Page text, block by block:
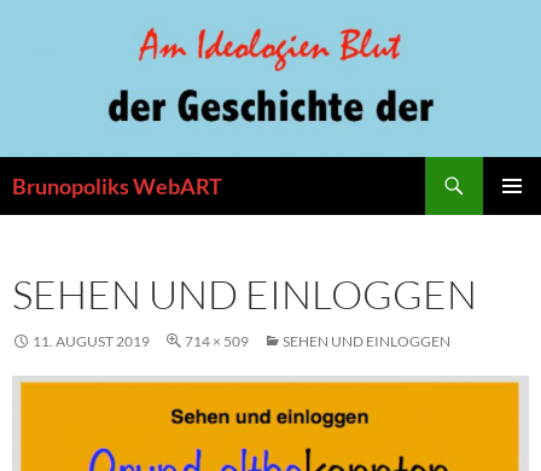
Brunopoliks WebART
SEHEN UND EINLOGGEN
11. AUGUST 2019 714 × 509 SEHEN UND EINLOGGEN